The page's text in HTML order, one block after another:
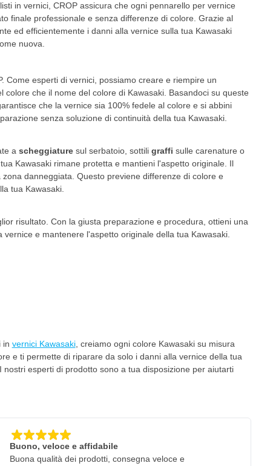
in vernici, CROP assicura che ogni pennarello per vernice
finale professionale e senza differenze di colore. Grazie al
ed efficientemente i danni alla vernice sulla tua Kawasaki
nuova.
Come esperti di vernici, possiamo creare e riempire un
colore che il nome del colore di Kawasaki. Basandoci su queste
che la vernice sia 100% fedele al colore e si abbini
senza soluzione di continuità della tua Kawasaki.
a scheggiaturesul serbatoio, sottili graffi sulle carenature o
Kawasaki rimane protetta e mantieni l'aspetto originale. Il
danneggiata. Questo previene differenze di colore e
tua Kawasaki.
risultato. Con la giusta preparazione e procedura, ottieni una
e mantenere l'aspetto originale della tua Kawasaki.
in vernici Kawasaki, creiamo ogni colore Kawasaki su misura
e ti permette di riparare da solo i danni alla vernice della tua
esperti di prodotto sono a tua disposizione per aiutarti
Buono, veloce e affidabile
Buona qualità dei prodotti, consegna veloce e